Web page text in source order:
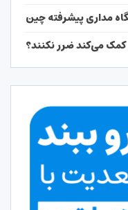
مداری پیشرفته چین
می‌کند ضرر نکنند؟